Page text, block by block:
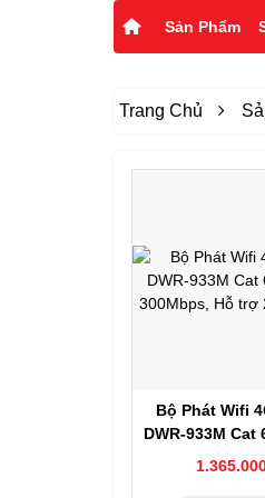
Sản Phẩm
Trang Chủ
Bộ Phát Wifi
DWR-933M Cat
300Mbps, Hỗ
Xem